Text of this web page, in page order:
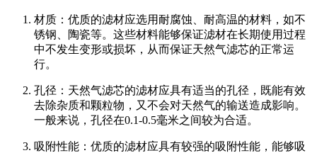
材质：优质的滤材应选用耐腐蚀、耐高温的材料，如不
锈钢、陶瓷等。这些材料能够保证滤材在长期使用过程
中不发生变形或损坏，从而保证天然气滤芯的正常运
行。
孔径：天然气滤芯的滤材应具有适当的孔径，既能有效
去除杂质和颗粒物，又不会对天然气的输送造成影响。
一般来说，孔径在0.1-0.5毫米之间较为合适。
吸附性能：优质的滤材应具有较强的吸附性能，能够吸